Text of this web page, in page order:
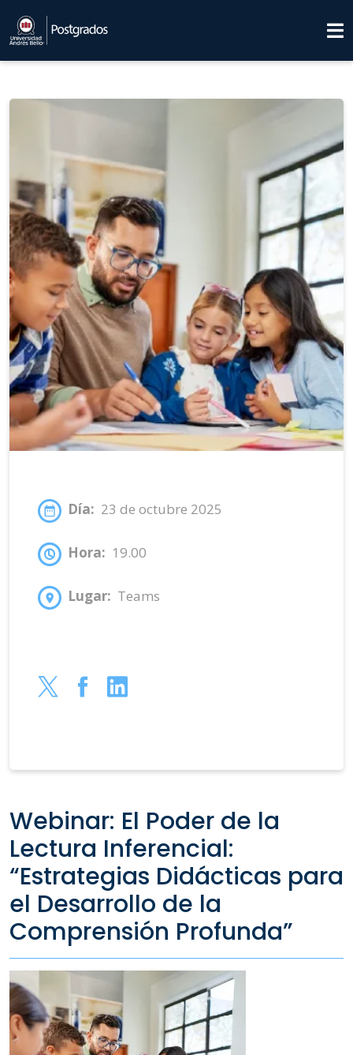
Día: 23 de octubre 2025
Hora: 19.00
Lugar: Teams
Webinar: El Poder de la
Lectura Inferencial:
“Estrategias Didácticas para
el Desarrollo de la
Comprensión Profunda”